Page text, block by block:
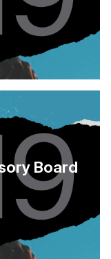
Board